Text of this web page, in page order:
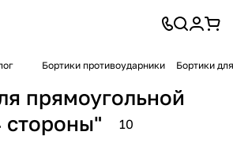
Бортики противоударники Бортики
прямоугольной
стороны"
10